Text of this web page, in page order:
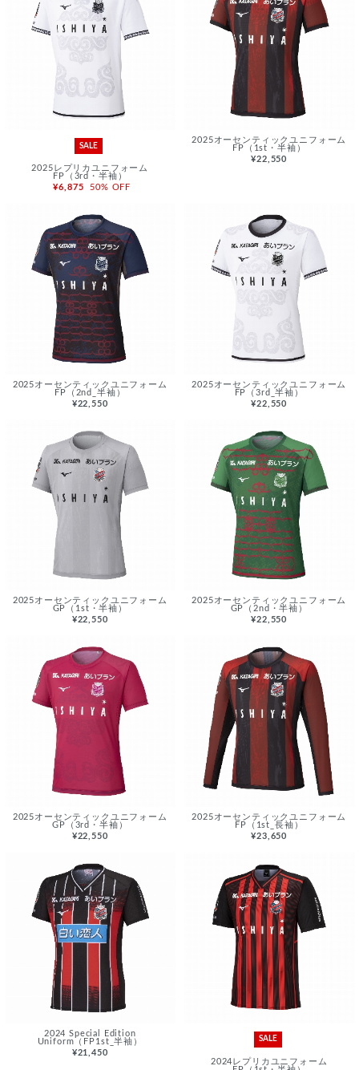
SALE
2025レプリカユニフォーム
FP（3rd・半袖）
¥6,875
50% OFF
2025オーセンティックユニフォーム
FP（1st・半袖）
¥22,550
2025オーセンティックユニフォーム
FP（2nd_半袖）
¥22,550
2025オーセンティックユニフォーム
FP（3rd_半袖）
¥22,550
2025オーセンティックユニフォーム
GP（1st・半袖）
¥22,550
2025オーセンティックユニフォーム
GP（2nd・半袖）
¥22,550
2025オーセンティックユニフォーム
GP（3rd・半袖）
¥22,550
2025オーセンティックユニフォーム
FP（1st_長袖）
¥23,650
2024 Special Edition
Uniform（FP1st_半袖）
¥21,450
SALE
2024レプリカユニフォーム